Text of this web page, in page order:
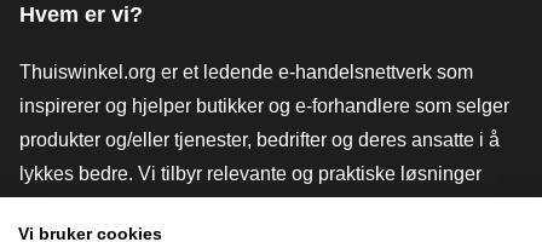
Hvem er vi?
Thuiswinkel.org er et ledende e-handelsnettverk som
inspirerer og hjelper butikker og e-forhandlere som selger
produkter og/eller tjenester, bedrifter og deres ansatte i å
lykkes bedre. Vi tilbyr relevante og praktiske løsninger
Vi bruker cookies